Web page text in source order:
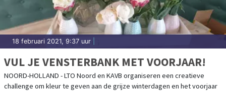
18 februari 2021, 9:37 uur
VUL JE VENSTERBANK MET VOORJAAR!
NOORD-HOLLAND - LTO Noord en KAVB organiseren een creatieve
challenge om kleur te geven aan de grijze winterdagen en het voorjaar